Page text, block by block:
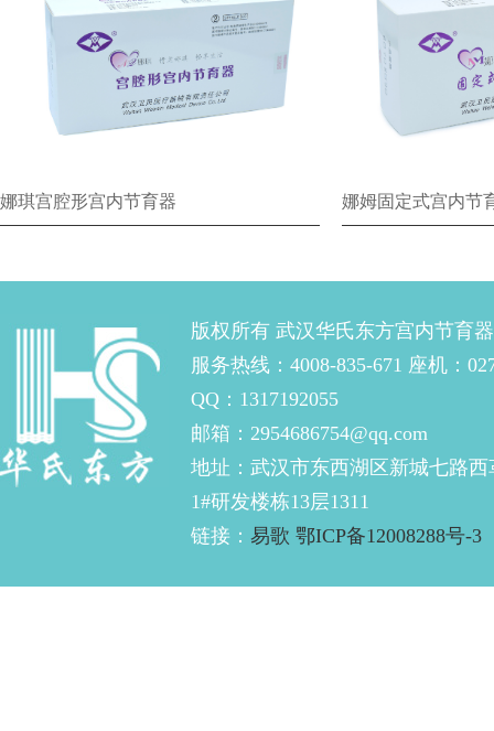
娜琪宫腔形宫内节育器 娜姆固定式宫内节
版权所有 武汉华氏东方宫内节育
服务热线：4008-835-671 座机：
QQ：1317192055
邮箱：2954686754@qq.com
地址：武汉市东西湖区新城七路
1#研发楼栋13层1311
链接： 易歌 鄂ICP备12008288号-3